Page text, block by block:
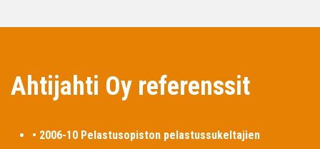
Ahtijahti Oy referenssit
• 2006-10 Pelastusopiston pelastussukeltajien